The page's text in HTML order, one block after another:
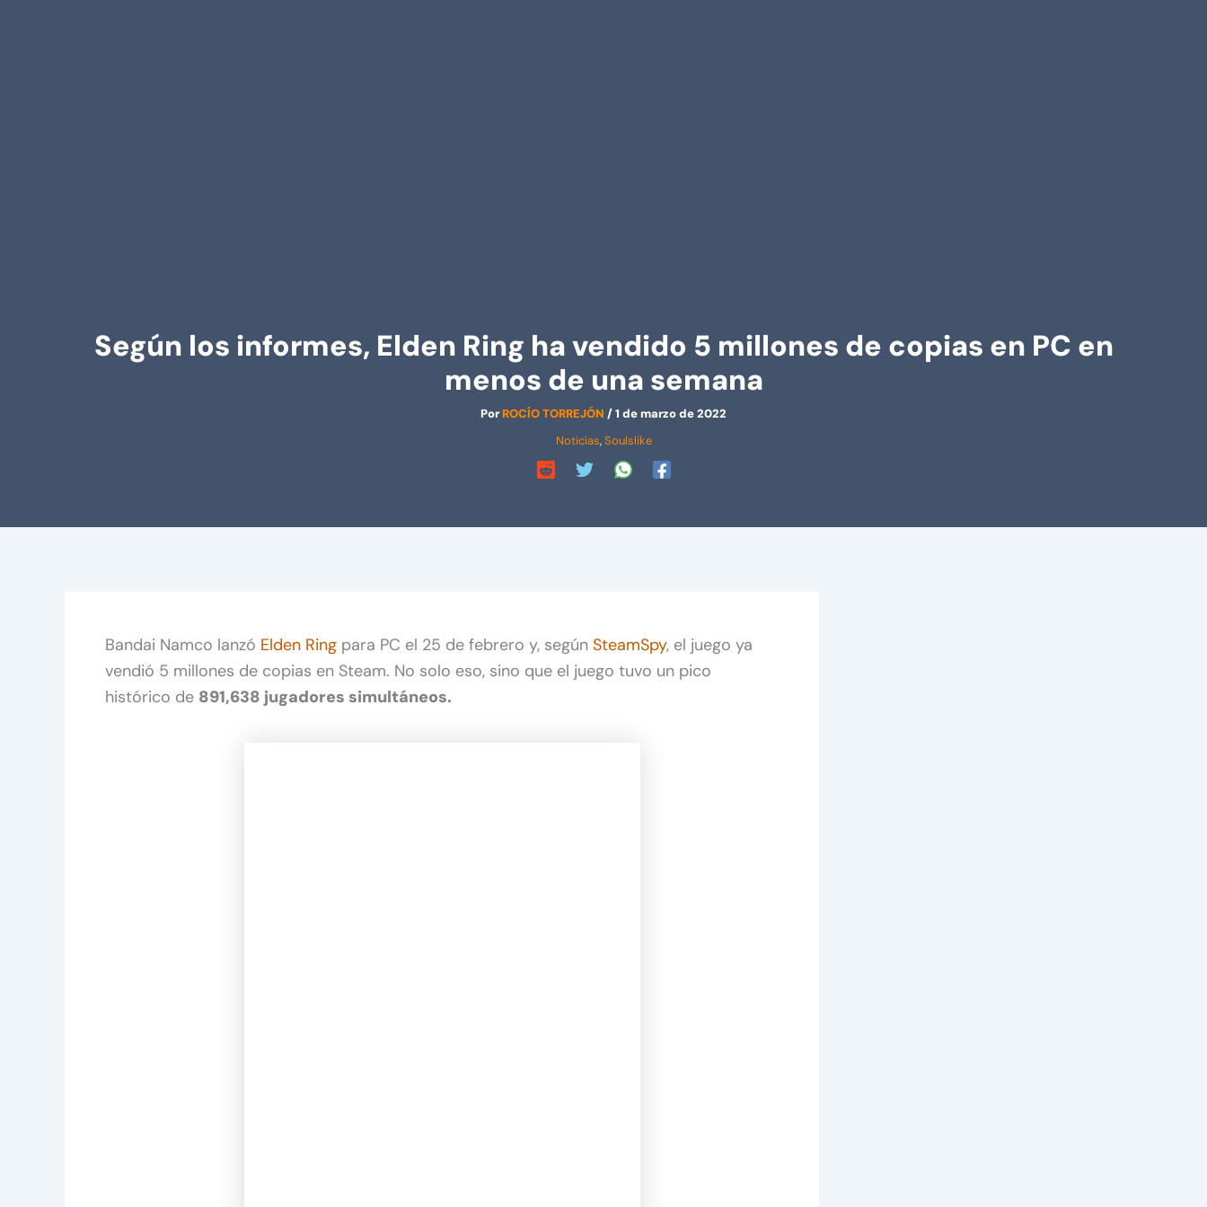
Según los informes, Elden Ring ha vendido 5 millones de copias en PC en
menos de una semana
PorROCÍO TORREJÓN /1 de marzo de 2022
Noticias,Soulslike
Bandai Namco lanzó Elden Ring para PC el 25 de febrero y, según SteamSpy, el juego ya
vendió 5 millones de copias en Steam. No solo eso, sino que el juego tuvo un pico
histórico de 891,638 jugadores simultáneos.